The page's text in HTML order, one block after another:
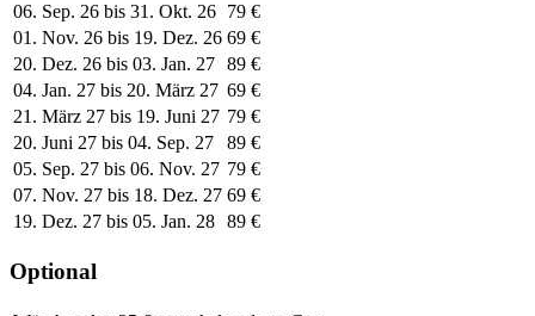
06. Sep. 26 bis 31. Okt. 26 79 €
01. Nov. 26 bis 19. Dez. 26 69 €
20. Dez. 26 bis 03. Jan. 27 89 €
04. Jan. 27 bis 20. März 27 69 €
21. März 27 bis 19. Juni 27 79 €
20. Juni 27 bis 04. Sep. 27
89 €
05. Sep. 27 bis 06. Nov. 27 79 €
07. Nov. 27 bis 18. Dez. 27 69 €
19. Dez. 27 bis 05. Jan. 28 89 €
Optional